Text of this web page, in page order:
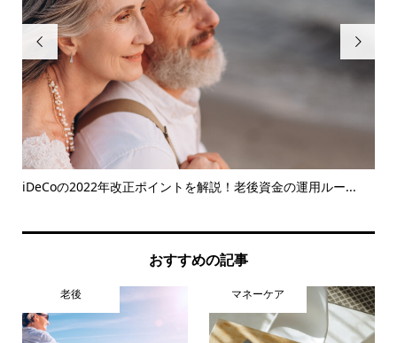

iDeCoの2022年改正ポイントを解説！老後資金の運用ルー...

おすすめの記事
老後 マネーケア